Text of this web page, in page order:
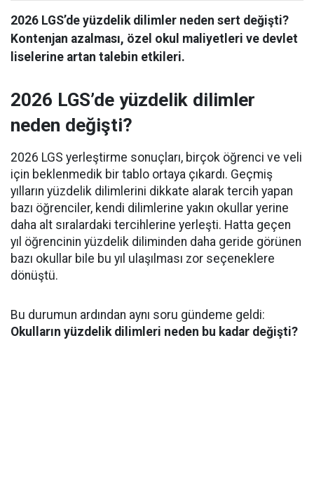
2026 LGS’de yüzdelik dilimler neden sert değişti?
Kontenjan azalması, özel okul maliyetleri ve devlet
liselerine artan talebin etkileri.
2026 LGS’de yüzdelik dilimler
neden değişti?
2026 LGS yerleştirme sonuçları, birçok öğrenci ve veli
için beklenmedik bir tablo ortaya çıkardı. Geçmiş
yılların yüzdelik dilimlerini dikkate alarak tercih yapan
bazı öğrenciler, kendi dilimlerine yakın okullar yerine
daha alt sıralardaki tercihlerine yerleşti. Hatta geçen
yıl öğrencinin yüzdelik diliminden daha geride görünen
bazı okullar bile bu yıl ulaşılması zor seçeneklere
dönüştü.
Bu durumun ardından aynı soru gündeme geldi:
Okulların yüzdelik dilimleri neden bu kadar değişti?